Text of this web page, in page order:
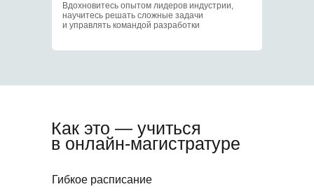
Вдохновитесь опытом лидеров индустрии,
научитесь решать сложные задачи
и управлять командой разработки
Как это — учиться
в онлайн-магистратуре
Гибкое расписание